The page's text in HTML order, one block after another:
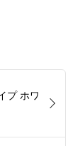
プ ホワ